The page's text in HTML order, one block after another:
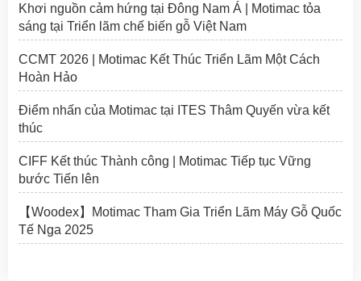
Khơi nguồn cảm hứng tại Đông Nam Á | Motimac tỏa
sáng tại Triển lãm chế biến gỗ Việt Nam
CCMT 2026 | Motimac Kết Thúc Triển Lãm Một Cách
Hoàn Hảo
Điểm nhấn của Motimac tại ITES Thâm Quyến vừa kết
thúc
CIFF Kết thúc Thành công | Motimac Tiếp tục Vững
bước Tiến lên
【Woodex】Motimac Tham Gia Triển Lãm Máy Gỗ Quốc
Tế Nga 2025